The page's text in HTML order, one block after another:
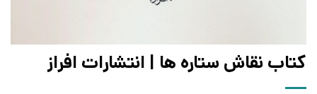
کتاب نقاش ستاره ها | انتشارات افراز